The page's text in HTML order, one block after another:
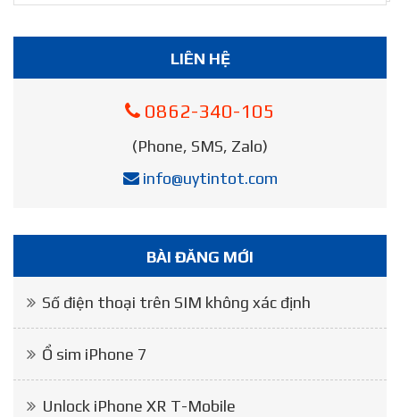
LIÊN HỆ
0862-340-105
(Phone, SMS, Zalo)
info@uytintot.com
BÀI ĐĂNG MỚI
Số điện thoại trên SIM không xác định
Ổ sim iPhone 7
Unlock iPhone XR T-Mobile